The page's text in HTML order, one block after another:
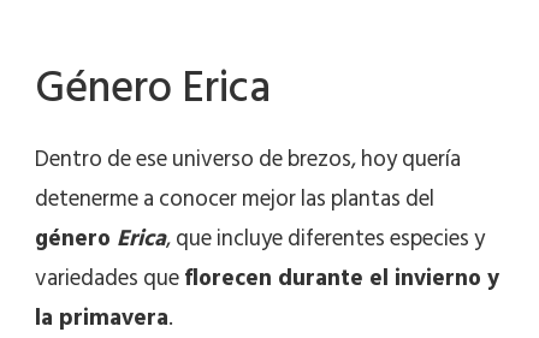
Género Erica
Dentro de ese universo de brezos, hoy quería
detenerme a conocer mejor las plantas del
género Erica, que incluye diferentes especies y
variedades queflorecen durante el invierno y
la primavera.